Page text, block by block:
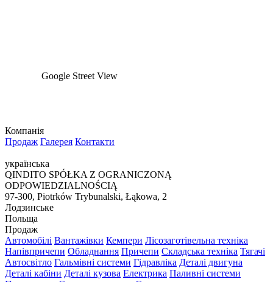
Google Street View
Компанія
Продаж Галерея Контакти
українська
QINDITO SPÓŁKA Z OGRANICZONĄ
ODPOWIEDZIALNOŚCIĄ
97-300, Piotrków Trybunalski, Łąkowa, 2
Лодзинське
Польща
Продаж
Автомобілі Вантажівки Кемпери Лісозаготівельна техніка
Напівпричепи Обладнання Причепи Складська техніка Тягачі
Автосвітло Гальмівні системи Гідравліка Деталі двигуна
Деталі кабіни Деталі кузова Електрика Паливні системи